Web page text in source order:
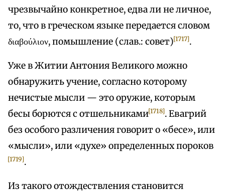
чрезвычайно конкретное, едва ли не личное,
то, что в греческом языке передается словом
διαβούλιον, помышление (слав.: совет)[1717].
Уже в Житии Антония Великого можно
обнаружить учение, согласно которому
нечистые мысли — это оружие, которым
бесы борются с отшельниками[1718]. Евагрий
без особого различения говорит о «бесе», или
«мысли», или «духе» определенных пороков
[1719].
Из такого отождествления становится